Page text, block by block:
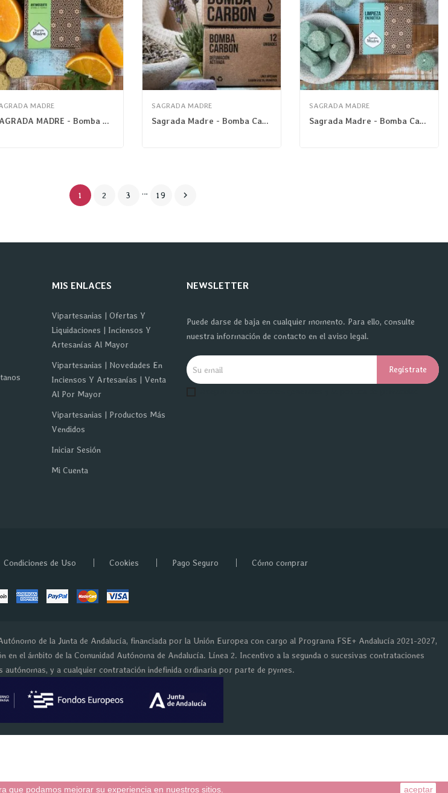
MADRE
SAGRADA MADRE - Bomba Carbón Mini Antimosquitos
SAGRADA MADRE
Sagrada Madre - Bomba Carbón Mini Lavanda
SAGRADA MADRE
Sagrada Madre - Bomba Carbón Mini Limpieza...
1 2 3 … 19 
MIS ENLACES
Vipartesanias | Ofertas Y
Liquidaciones | Inciensos Y
Artesanías Al Mayor
Vipartesanias | Novedades En
Inciensos Y Artesanías | Venta
Al Por Mayor
Vipartesanias | Productos Más
Vendidos
Iniciar Sesión
Mi Cuenta
NEWSLETTER
Puede darse de baja en cualquier momento. Para ello, consulte
nuestra información de contacto en el aviso legal.
que podamos mejorar su experiencia en nuestros sitios. aceptar
Condiciones de Uso Cookies Pago Seguro Cómo comprar
de la Junta de Andalucía, financiada por la Unión Europea con cargo al Programa FSE+ Andalucía 2021-2027,
el ámbito de la Comunidad Autónoma de Andalucía. Línea 2. Incentivo a la segunda o sucesivas contrataciones
y a cualquier contratación indefinida ordinaria por parte de pymes.